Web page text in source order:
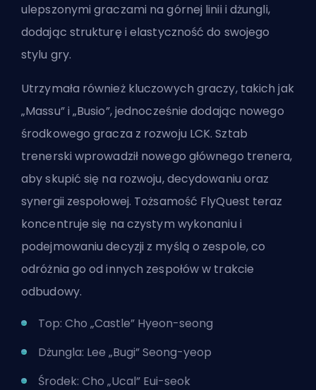
ulepszonymi graczami na górnej linii i dżungli,
dodając strukturę i elastyczność do swojego
stylu gry.
Utrzymała również kluczowych graczy, takich jak
„Massu” i „Busio”, jednocześnie dodając nowego
środkowego gracza z rozwoju LCK. Sztab
trenerski wprowadził nowego głównego trenera,
aby skupić się na rozwoju, decydowaniu oraz
synergii zespołowej. Tożsamość FlyQuest teraz
koncentruje się na czystym wykonaniu i
podejmowaniu decyzji z myślą o zespole, co
odróżnia go od innych zespołów w trakcie
odbudowy.
Top: Cho „Castle” Hyeon-seong
Dżungla: Lee „Bugi” Seong-yeop
Środek: Cho „Ucal” Eui-seok